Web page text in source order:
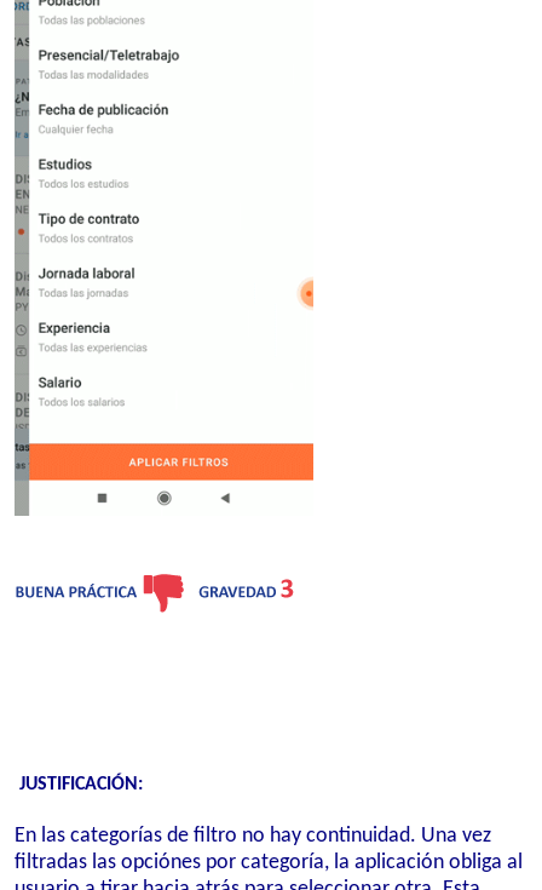
JUSTIFICACIÓN:
En las categorías de filtro no hay continuidad. Una vez
filtradas las opciónes por categoría, la aplicación obliga al